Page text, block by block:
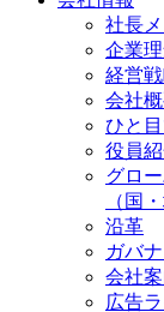
社長
企業
経営
会社
ひと
役員
グロ
（国
沿革
ガバ
会社
広告